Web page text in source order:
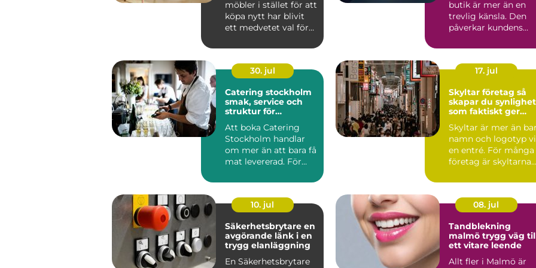
möbler i stället för att
köpa nytt har blivit
ett medvetet val för
butik är mer än en
trevlig känsla. Den
påverkar kundens
län...
30. jul
Catering stockholm
smak, service och
struktur för
Att boka Catering
Stockholm handlar
om mer än att bara få
mat levererad. För
röda...
17. jul
Skyltar företag så
skapar du synlighet
som faktiskt ger
Skyltar är mer än
namn och logotyp
en entré. För många
företag är skyltarna
10. jul
Säkerhetsbrytare en
avgörande länk i en
trygg elanläggning
En Säkerhetsbrytare
08. jul
Tandblekning
malmö trygg väg till
ett vitare leende
Allt fler i Malmö är